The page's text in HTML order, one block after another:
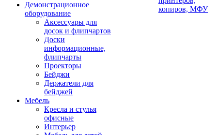
Демонстрационное
оборудование
Аксессуары для
досок и флипчартов
Доски
информационные,
флипчарты
Проекторы
Бейджи
Держатели для
бейджей
Мебель
Кресла и стулья
офисные
Интерьер
копиров, МФУ